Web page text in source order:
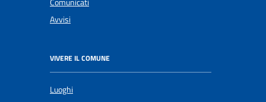
Avvisi
VIVERE IL COMUNE
Luoghi